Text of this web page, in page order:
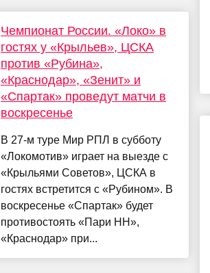
Чемпионат России. «Локо» в
гостях у «Крыльев», ЦСКА
против «Рубина»,
«Краснодар», «Зенит» и
«Спартак» проведут матчи в
воскресенье
В 27-м туре Мир РПЛ в субботу
«Локомотив» играет на выезде с
«Крыльями Советов», ЦСКА в
гостях встретится с «Рубином». В
воскресенье «Спартак» будет
противостоять «Пари НН»,
«Краснодар» при...